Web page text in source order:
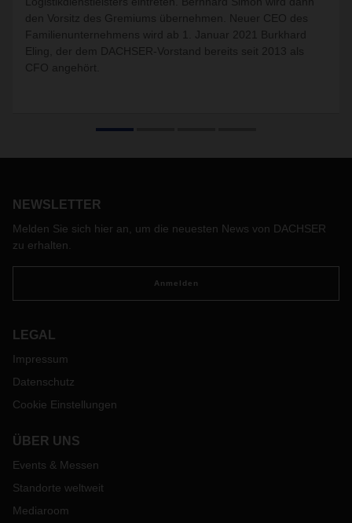
den Vorsitz des Gremiums übernehmen. Neuer CEO des
Familienunternehmens wird ab 1. Januar 2021 Burkhard
Eling, der dem DACHSER-Vorstand bereits seit 2013 als
CFO angehört.
NEWSLETTER
Melden Sie sich hier an, um die neuesten News von DACHSER
zu erhalten.
Anmelden
LEGAL
Impressum
Datenschutz
Cookie Einstellungen
ÜBER UNS
Events & Messen
Standorte weltweit
Mediaroom